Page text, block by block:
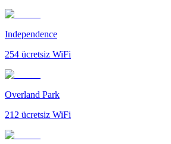
Independence
254 ücretsiz WiFi
Overland Park
212 ücretsiz WiFi